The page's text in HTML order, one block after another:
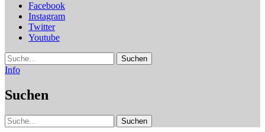
Facebook
Instagram
Twitter
Youtube
Suche
Info
Suchen
Suche